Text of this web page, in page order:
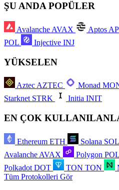
ŞU ANDA POPÜLER
Avalanche AVAX Aptos
POL
Injective INJ
YÜKSELEN
AztecAZTEC Monad
Starknet STRK Initia INIT
EN ÇOK
Ethereum ETH Solana SOL
Avalanche AVAX Polygon POL
Polkadot DOT TON TON
Tüm Protokolleri Gör